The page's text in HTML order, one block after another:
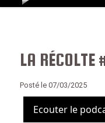
LA
Posté le 07/03/2025
Ecouter le